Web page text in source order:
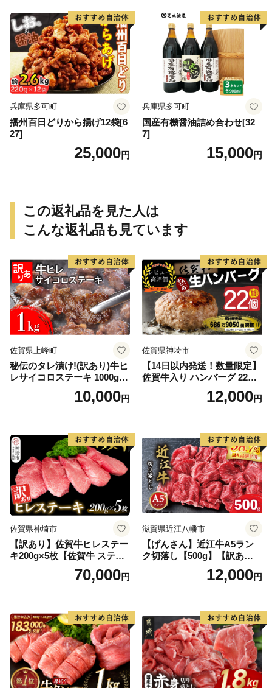
兵庫県多可町
播州百日どりから揚げ12袋[6
27]
25,000円
兵庫県多可町
国産有機醤油詰め合わせ[32
7]
15,000円
この返礼品を見た人は
こんな返礼品も見ています
佐賀県上峰町
秘伝のタレ漬け!(訳あり)牛ヒ
レサイコロステーキ 1000g
10,000円
佐賀県神埼市
【14日以内発送！数量限定】
佐賀牛入り ハンバーグ 22個
2.6kg(120g×22個)【佐賀牛
黒毛和牛 ブランド牛 九州 ハ
気】(H083106)
12,000円
佐賀県神埼市
【訳あり】佐賀牛ヒレステー
キ200g×5枚【佐賀牛 ステー
キ ブランド肉 ヒレ肉 フィレ
肉 ジューシー ヘルシー】(H0
70,000円
滋賀県近江八幡市
【げんさん】近江牛A5ラン
ク切落し【500g】【訳あり】
12,000円